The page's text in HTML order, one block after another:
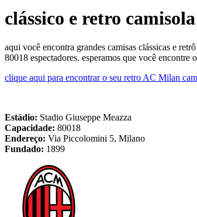
clássico e retro
aqui você encontra grandes camisas clássicas e
80018 espectadores. esperamos que você
clique aqui para encontrar o seu retro AC Milan
Estádio: Stadio Giuseppe Meazza
Capacidade: 80018
Endereço: Via Piccolomini 5, Milano
Fundado: 1899